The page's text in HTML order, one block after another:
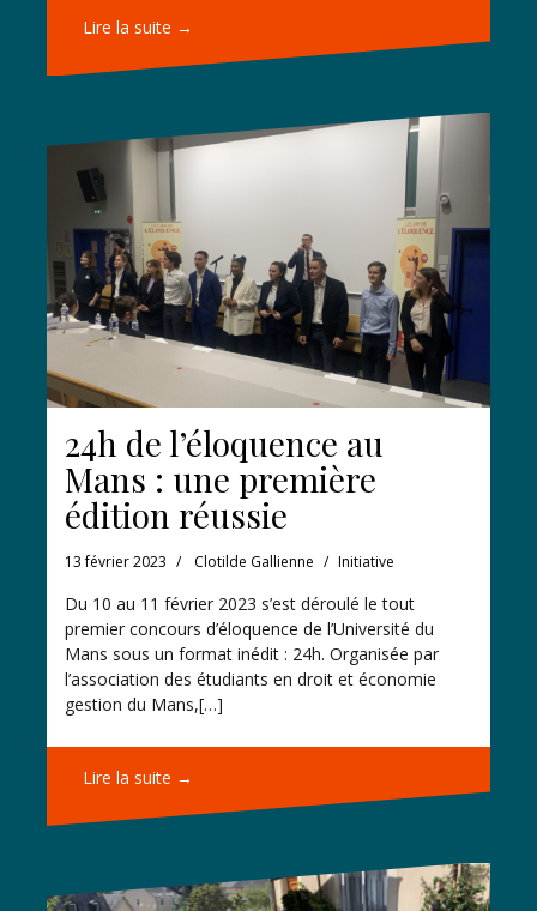
Lire la suite →
24h de l’éloquence au
Mans : une première
édition réussie
13 février 2023 Clotilde Gallienne Initiative
Du 10 au 11 février 2023 s’est déroulé le tout
premier concours d’éloquence de l’Université du
Mans sous un format inédit : 24h. Organisée par
l’association des étudiants en droit et économie
gestion du Mans,[…]
Lire la suite →